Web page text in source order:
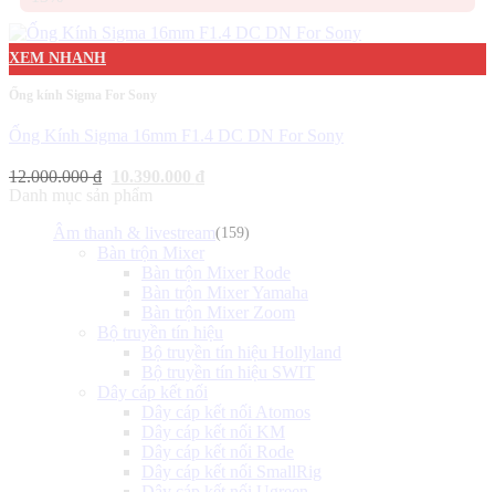
30.490.000 ₫.
XEM NHANH
Ống kính Sigma For Sony
Ống Kính Sigma 16mm F1.4 DC DN For Sony
12.000.000₫
gốc
12.000.000 ₫. là:
10.390.000 ₫.
Danh mục sản phẩm
Âm thanh & livestream(159)
Bàn trộn Mixer
Bàn trộn Mixer Rode
Bàn trộn Mixer Yamaha
Bàn trộn Mixer Zoom
Bộ truyền tín hiệu
Bộ truyền tín hiệu Hollyland
Bộ truyền tín hiệu SWIT
Dây cáp kết nối
Dây cáp kết nối Atomos
Dây cáp kết nối KM
Dây cáp kết nối Rode
Dây cáp kết nối SmallRig